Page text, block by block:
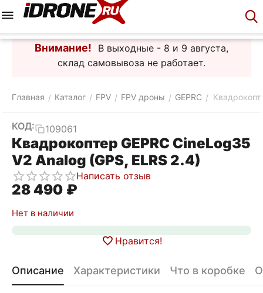
Внимание!
В выходные - 8 и 9 августа,
склад самовывоза не работает.
Главная / Каталог / FPV / FPV дроны / GEPRC /
КОД: 109061
Квадрокоптер GEPRC CineLog35
V2 Analog (GPS, ELRS 2.4)
Написать отзыв
28 490 ₽
Нет в наличии
Нравится!
Описание Характеристики Что в коробке
Корзина